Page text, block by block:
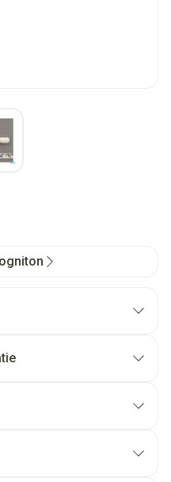
larger image